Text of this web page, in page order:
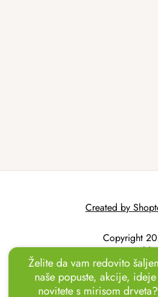
Uživajte u odmoru u vrtu!Drvene
Created by
Copyright
AtmoWood.hr
rights
Želite da vam redovito
naše popuste, akcije,
novitete s mirisom drveta?